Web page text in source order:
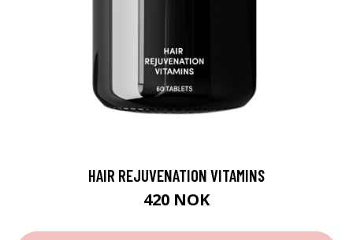
HAIR REJUVENATION VITAMINS
420 NOK